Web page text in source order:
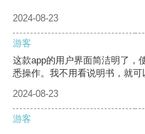
2024-08-23
游客
这款app的用户界面简洁明了，
悉操作。我不用看说明书，就可
2024-08-23
游客